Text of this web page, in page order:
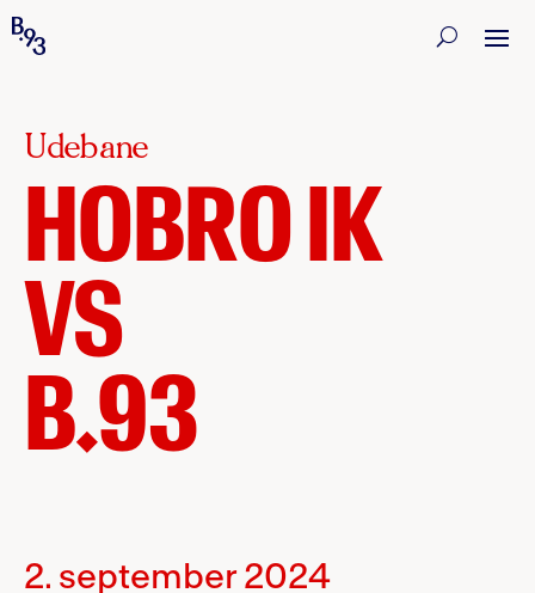
Udebane
HOBRO IK
VS
B.93
2. september 2024